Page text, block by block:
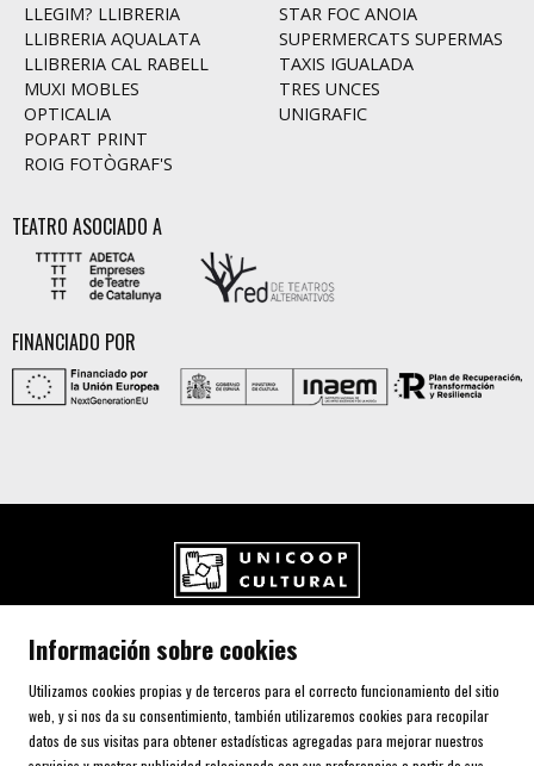
LLEGIM? LLIBRERIA
LLIBRERIA AQUALATA
LLIBRERIA CAL RABELL
MUXI MOBLES
OPTICALIA
POPART PRINT
ROIG FOTÒGRAF'S
STAR FOC ANOIA
SUPERMERCATS SUPERMAS
TAXIS IGUALADA
TRES UNCES
UNIGRAFIC
TEATRO ASOCIADO A
FINANCIADO POR
Carrer de l'Aurora, 80 (Plaça de Cal Font)
Telf. 93 805 00 75
Información sobre cookies
Utilizamos cookies propias y de terceros para el correcto funcionamiento del sitio
web, y si nos da su consentimiento, también utilizaremos cookies para recopilar
datos de sus visitas para obtener estadísticas agregadas para mejorar nuestros